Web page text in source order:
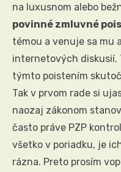
na luxusnom alebo
povinné zmluvné
témou a venuje sa mu
internetových diskusií.
týmto poistením
Tak v prvom rade si
naozaj zákonom
často práve PZP
všetko v poriadku, je
rázna. Preto prosím